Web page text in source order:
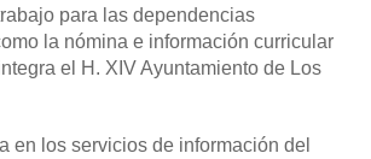
para las dependencias
la nómina e información curricular
el H. XIV Ayuntamiento de Los
en los servicios de información del